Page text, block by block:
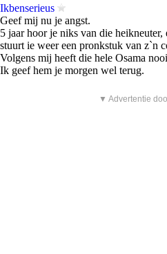
Ikbenserieus
Geef mij nu je angst.
5 jaar hoor je niks van die
stuurt ie weer een pronkstuk van z`n
Volgens mij heeft die hele Osama
Ik geef hem je morgen wel terug.
▼ Advertentie